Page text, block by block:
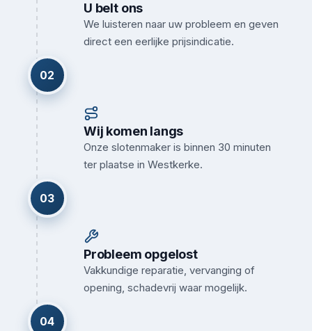
U belt ons
We luisteren naar uw probleem en geven
direct een eerlijke prijsindicatie.
02
Wij komen langs
Onze slotenmaker is binnen 30 minuten
ter plaatse in Westkerke.
03
Probleem opgelost
Vakkundige reparatie, vervanging of
opening, schadevrij waar mogelijk.
04